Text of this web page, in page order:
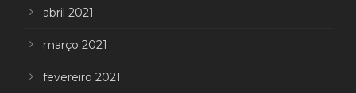
abril 2021
março 2021
fevereiro 2021